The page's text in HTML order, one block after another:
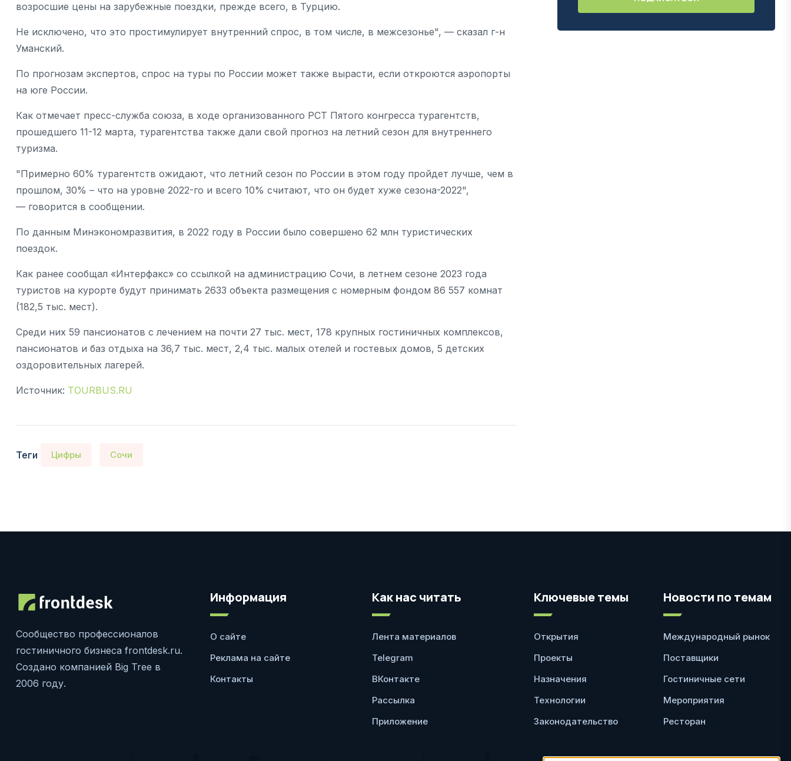
возросшие цены на зарубежные поездки, прежде всего, в Турцию.
Не исключено, что это простимулирует внутренний спрос, в том числе, в межсезонье", — сказал г-н
Уманский.
По прогнозам экспертов, спрос на туры по России может также вырасти, если откроются аэропорты
на юге России.
Как отмечает пресс-служба союза, в ходе организованного РСТ Пятого конгресса турагентств,
прошедшего 11-12 марта, турагентства также дали свой прогноз на летний сезон для внутреннего
туризма.
"Примерно 60% турагентств ожидают, что летний сезон по России в этом году пройдет лучше, чем в
прошлом, 30% – что на уровне 2022-го и всего 10% считают, что он будет хуже сезона-2022",
— говорится в сообщении.
По данным Минэкономразвития, в 2022 году в России было совершено 62 млн туристических
поездок.
Как ранее сообщал «Интерфакс» со ссылкой на администрацию Сочи, в летнем сезоне 2023 года
туристов на курорте будут принимать 2633 объекта размещения с номерным фондом 86 557 комнат
(182,5 тыс. мест).
Среди них 59 пансионатов с лечением на почти 27 тыс. мест, 178 крупных гостиничных комплексов,
пансионатов и баз отдыха на 36,7 тыс. мест, 2,4 тыс. малых отелей и гостевых домов, 5 детских
оздоровительных лагерей.
Источник: TOURBUS.RU
Теги Цифры Сочи
Сообщество профессионалов
гостиничного бизнеса frontdesk.ru.
Создано компанией Big Tree в
2006 году.
Информация
О сайте
Реклама на сайте
Контакты
Как нас читать
Лента материалов
Telegram
ВКонтакте
Рассылка
Приложение
Ключевые темы
Открытия
Проекты
Назначения
Технологии
Законодательство
Новости по темам
Международный рынок
Поставщики
Гостиничные сети
Мероприятия
Ресторан